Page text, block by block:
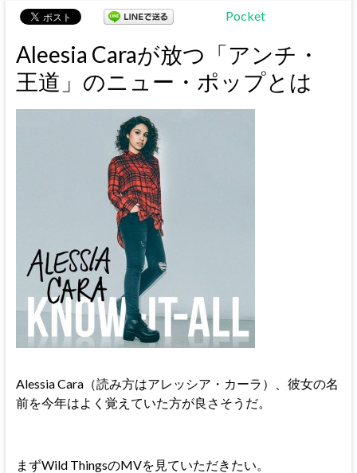
Pocket
Aleesia Caraが放つ「アンチ・
王道」のニュー・ポップとは
Alessia Cara（読み方はアレッシア・カーラ）、彼女の名
前を今年はよく覚えていた方が良さそうだ。
まずWild ThingsのMVを見ていただきたい。